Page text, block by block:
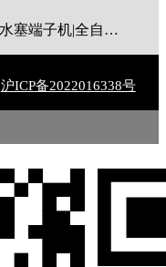
全自动穿胶壳端子机|全自动穿防水塞端子机|全自动穿热缩管端子机|全自动穿护套端子机|全自动穿号码管端子机|全自动端子机|全自动穿防水栓端子机|端子压着机|端子压接机|静音端子机|多芯线端子机|护套线端子机|全自动排线端子机|新能源大平方压接机|电脑剥线机|自动剥线机|裁线机|剥线机
沪ICP备2022016338号